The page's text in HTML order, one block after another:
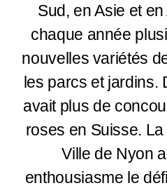
Sud, en Asie et
chaque année
nouvelles variétés
les parcs et jardins.
avait plus de
roses en Suisse.
Ville de Nyon
enthousiasme le